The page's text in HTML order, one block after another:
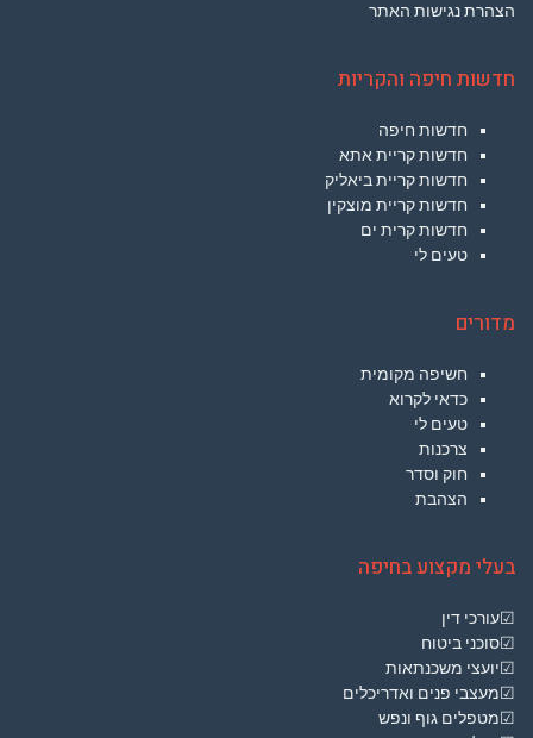
הצהרת נגישות האתר
חדשות חיפה והקריות
חדשות חיפה
חדשות קריית אתא
חדשות קריית ביאליק
חדשות קריית מוצקין
חדשות קרית ים
טעים לי
מדורים
חשיפה מקומית
כדאי לקרוא
טעים לי
צרכנות
חוק וסדר
הצהבת
בעלי מקצוע בחיפה
☑עורכי דין
☑סוכני ביטוח
☑יועצי משכנתאות
☑מעצבי פנים ואדריכלים
☑מטפלים גוף ונפש